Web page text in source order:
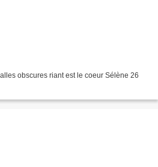
obscures riant est le coeur Sélène 26